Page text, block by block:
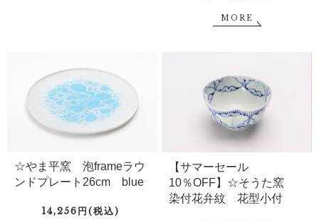
MORE
☆やま平窯 泡frameラウ
ンドプレート26cm blue
14,256円(税込)
【サマーセール
10％OFF】☆そうた窯
染付花弁紋 花型小付